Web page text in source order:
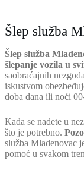
Šlep služba
Šlep služba
šlepanje vozila u
saobraćajnih
iskustvom
doba dana ili noći
Kada se nađete u
što je potrebno.
služba Mladenovac
pomoć u svakom